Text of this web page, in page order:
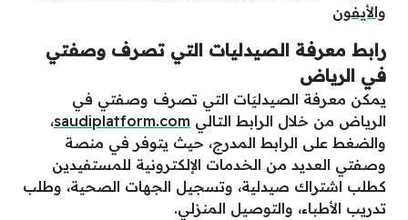
والأيفون
رابط معرفة الصيدليات التي تصرف وصفتي
في الرياض
يمكن معرفة الصيدليَات التي تصرف وصفتي في
الرياض من خلال الرابط التالي saudiplatform.com،
والضغط على الرابط المدرج، حيث يتوفر في منصة
وصفتي العديد من الخدمات الإلكترونية للمستفيدين
كطلب اشتراك صيدلية، وتسجيل الجهات الصحية، وطلب
تدريب الأطباء، والتوصيل المنزلي.